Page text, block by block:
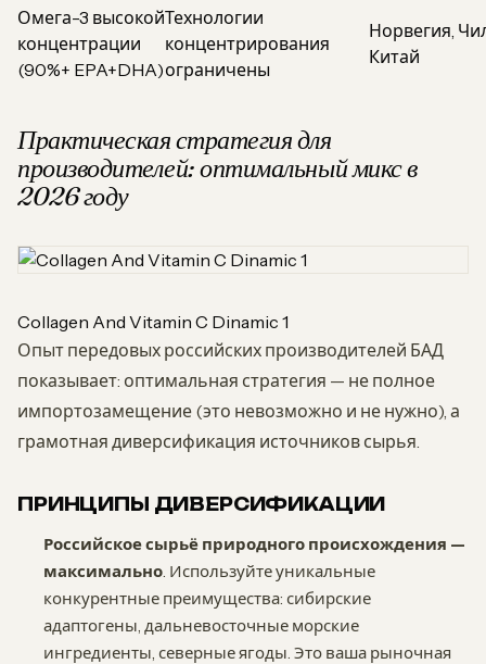
Омега-3 высокой
концентрации
(90%+ EPA+DHA)
Технологии
концентрирования
ограничены
Норвегия,
Китай
Практическая стратегия для
производителей: оптимальный микс в
2026 году
Collagen And Vitamin C Dinamic 1
Опыт передовых российских производителей БАД
показывает: оптимальная стратегия — не полное
импортозамещение (это невозможно и не нужно), а
грамотная диверсификация источников сырья.
ПРИНЦИПЫ ДИВЕРСИФИКАЦИИ
Российское сырьё природного происхождения —
максимально. Используйте уникальные
конкурентные преимущества: сибирские
адаптогены, дальневосточные морские
ингредиенты, северные ягоды. Это ваша рыночная